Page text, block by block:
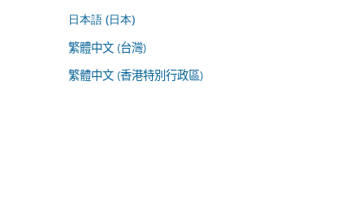
日本語 (日本)
繁體中文 (台灣)
繁體中文 (香港特別行政區)